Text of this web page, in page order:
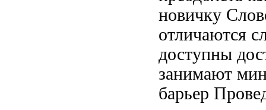
новичку
отличаются
доступны
занимают
барьер